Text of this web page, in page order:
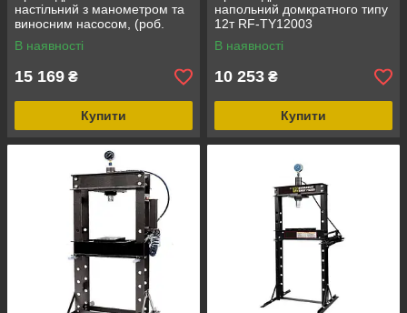
настільний з манометром та
виносним насосом, (роб.
висота: 0-340ММ)
В наявності
15 169 ₴
Купити
напольний домкратного типу
12т RF-TY12003
В наявності
10 253 ₴
Купити